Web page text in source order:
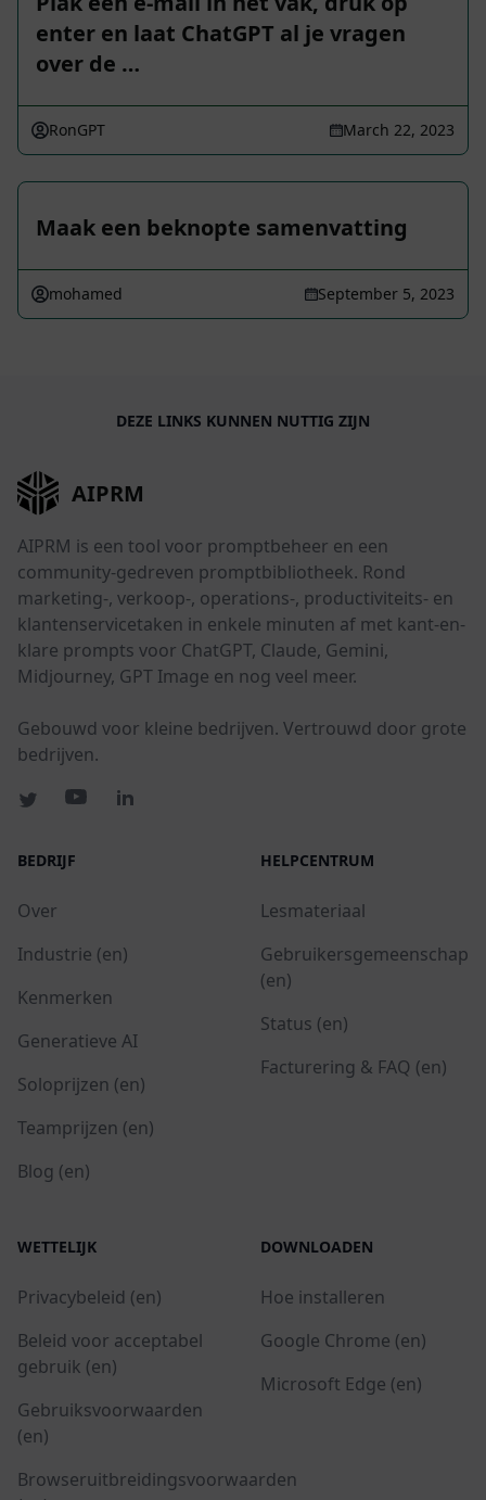
enter en laat ChatGPT al je vragen
over de …
RonGPT March 22, 2023
Maak een beknopte samenvatting
mohamed September 5, 2023
DEZE LINKS KUNNEN NUTTIG ZIJN
AIPRM
AIPRM is een tool voor promptbeheer en een
community-gedreven promptbibliotheek. Rond
marketing-, verkoop-, operations-, productiviteits- en
klantenservicetaken in enkele minuten af met kant-en-
klare prompts voor ChatGPT, Claude, Gemini,
Midjourney, GPT Image en nog veel meer.
Gebouwd voor kleine bedrijven. Vertrouwd door grote
bedrijven.
BEDRIJF
Over
Industrie (en)
Kenmerken
Generatieve AI
Soloprijzen (en)
Teamprijzen (en)
Blog (en)
HELPCENTRUM
Lesmateriaal
Gebruikersgemeenschap
(en)
Status (en)
Facturering & FAQ (en)
WETTELIJK
Privacybeleid (en)
Beleid voor acceptabel
gebruik (en)
Gebruiksvoorwaarden
(en)
Browseruitbreidingsvoorwaarden
DOWNLOADEN
Hoe installeren
Google Chrome (en)
Microsoft Edge (en)